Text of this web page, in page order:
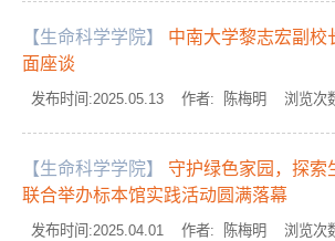
【生命科学学院】
中南大学黎志宏副校
面座谈
发布时间:2025.05.13 作者: 陈梅明 浏览次
【生命科学学院】
守护绿色家园，探
联合举办标本馆实践活动圆满落幕
发布时间:2025.04.01 作者: 陈梅明 浏览次